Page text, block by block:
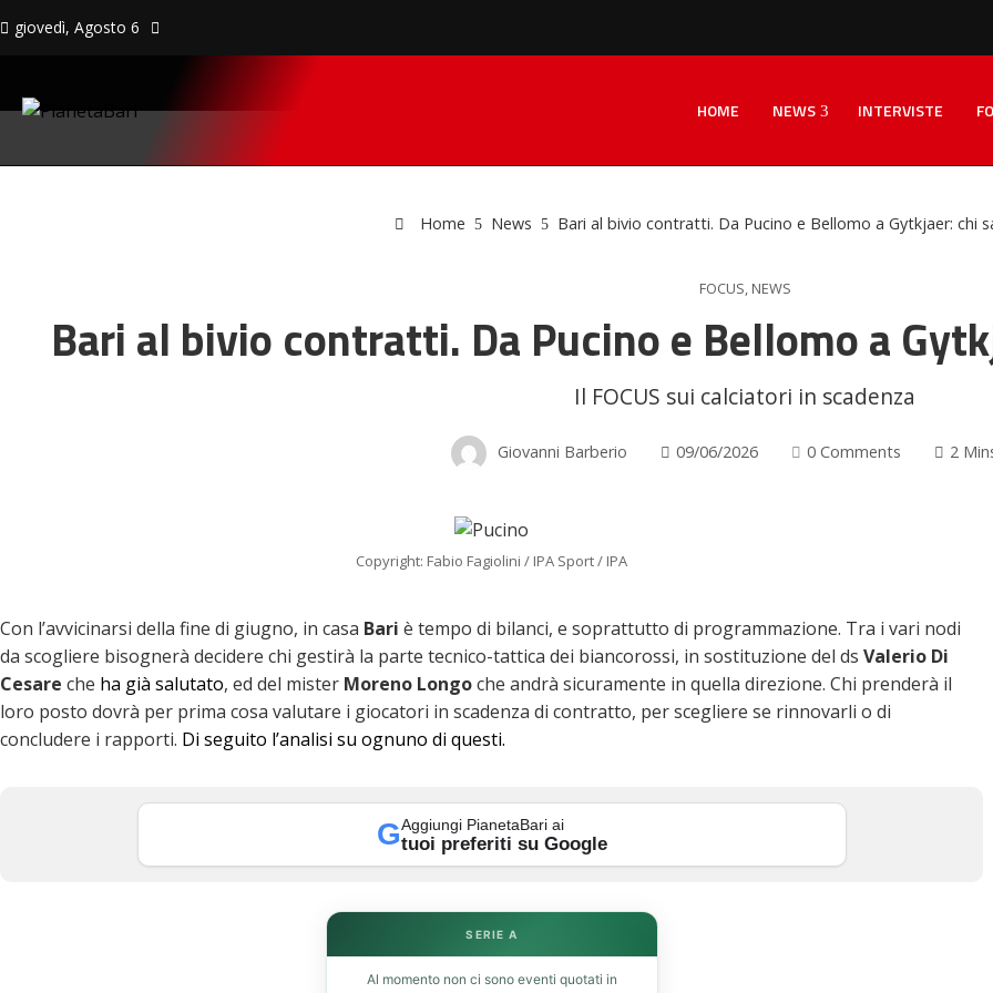
giovedì, Agosto 6
HOME NEWS INTERVISTE
Home News Bari al bivio contratti. Da Pucino e Bellomo a Gytkjaer: chi
FOCUS, NEWS
Bari al bivio contratti. Da Pucino e Bellomo a
Il FOCUS sui calciatori in scadenza
Giovanni Barberio 09/06/2026 0 Comments 2
Copyright: Fabio Fagiolini / IPA Sport / IPA
Con l’avvicinarsi della fine di giugno, in casa Bari è tempo di bilanci, e soprattutto di programmazione. Tra i vari nodi
da scogliere bisognerà decidere chi gestirà la parte tecnico-tattica dei biancorossi, in sostituzione del ds Valerio Di
Cesare che ha già salutato, ed del mister Moreno Longoche andrà sicuramente in quella direzione. Chi prenderà il
loro posto dovrà per prima cosa valutare i giocatori in scadenza di contratto, per scegliere se rinnovarli o di
concludere i rapporti. Di seguito l’analisi su ognuno di questi.
GAggiungi PianetaBari ai
tuoi preferiti su Google
SERIE A
Al momento non ci sono eventi quotati in